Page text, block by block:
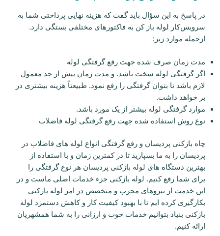
در پاسخ به این سؤال باید گفت که هزینه نهایی پرداختی شما به
سرویس‌کار لوله باز کن به فاکتورهای مختلفی بستگی دارد.
ازجمله موارد زیر:
مدت زمان صرف شده جهت رفع گرفتگی لوله
اگر گرفتگی لوله سخت باشد. و مدت زمان بیش از حد معمول
لازم باشد تا بتوان گرفتگی را رفع نمود. طبیعتاً هزینه بیشتری در
بر خواهد داشت.
موارد گرفتگی لوله بیشتر از یک مورد باشد.
نوع روش استفاده شده جهت رفع گرفتگی لوله فاضلاب
چاه بازکنی پردیسان و رفع گرفتگی انواع لوله های فاضلاب در
پردیسان را به ما بسپارید تا در کمترین زمان و با استفاده از
بهترین دستگاه های لوله بازکنی پردیسان هر نوع گرفتگی را
برای شما رفع کنیم. لوله بازکنی جزء خدمات اصلی ماست و در
این خدمت از نیروهای مجرب و متخصص در امر لوله بازکنی
بکارگیری کرده ایم تا با بهبود کیفیت کار و کاهش دستمزد لوله
بازکنی بنیاد بتوانیم خدمات خوب و ارزانی را به شما همشهریان
ارائه کنیم.